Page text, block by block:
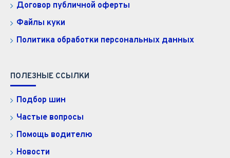
Договор публичной оферты
Файлы куки
Политика обработки персональных данных
ПОЛЕЗНЫЕ ССЫЛКИ
Подбор шин
Частые вопросы
Помощь водителю
Новости